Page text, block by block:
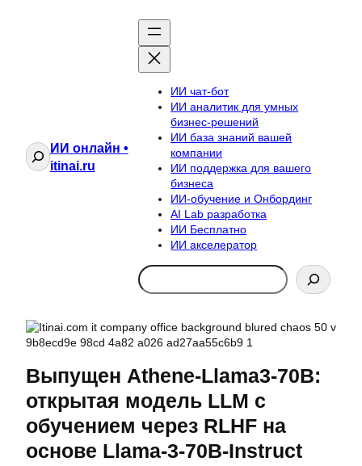
ПоискИИ онлайн •
itinai.ru
ИИ чат-бот
ИИ аналитик для умных
бизнес-решений
ИИ база знаний вашей
компании
ИИ поддержка для вашего
бизнеса
ИИ-обучение и Онбординг
AI Lab разработка
ИИ Бесплатно
ИИ акселератор
Search
Выпущен Athene-Llama3-70B:
открытая модель LLM с
обучением через RLHF на
основе Llama-3-70B-Instruct